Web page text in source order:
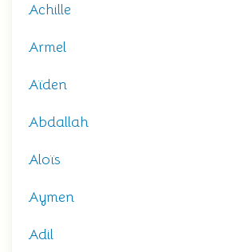
Achille
Armel
Aïden
Abdallah
Aloïs
Aymen
Adil